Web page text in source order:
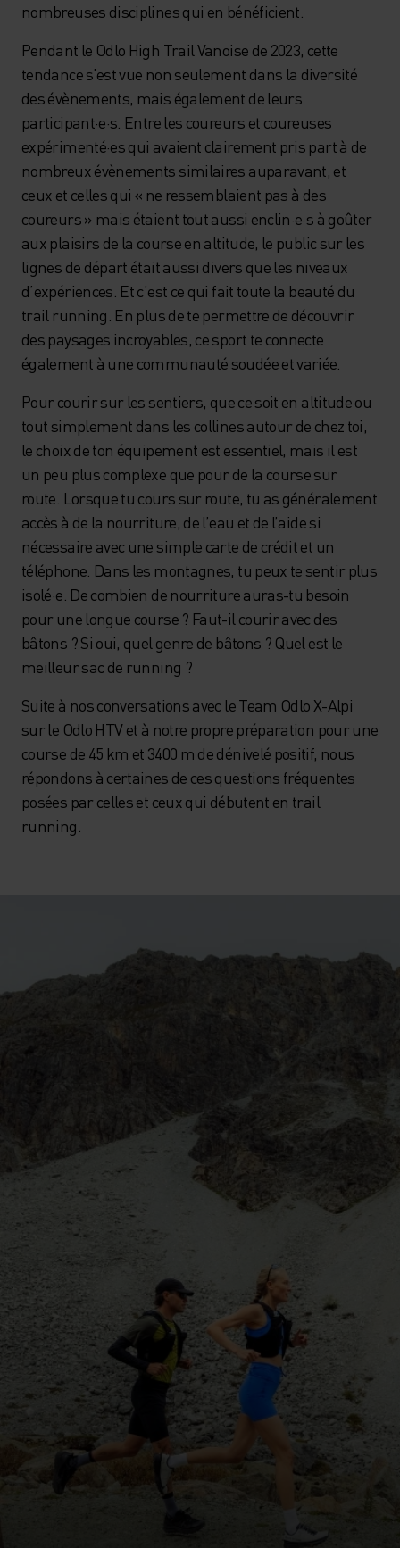
nombreuses disciplines qui en bénéficient.
Pendant le Odlo High Trail Vanoise de 2023, cette
tendance s’est vue non seulement dans la diversité
des évènements, mais également de leurs
participant·e·s. Entre les coureurs et coureuses
expérimenté·es qui avaient clairement pris part à de
nombreux évènements similaires auparavant, et
ceux et celles qui « ne ressemblaient pas à des
coureurs » mais étaient tout aussi enclin·e·s à goûter
aux plaisirs de la course en altitude, le public sur les
lignes de départ était aussi divers que les niveaux
d’expériences. Et c’est ce qui fait toute la beauté du
trail running. En plus de te permettre de découvrir
des paysages incroyables, ce sport te connecte
également à une communauté soudée et variée.
Pour courir sur les sentiers, que ce soit en altitude ou
tout simplement dans les collines autour de chez toi,
le choix de ton équipement est essentiel, mais il est
un peu plus complexe que pour de la course sur
route. Lorsque tu cours sur route, tu as généralement
accès à de la nourriture, de l’eau et de l’aide si
nécessaire avec une simple carte de crédit et un
téléphone. Dans les montagnes, tu peux te sentir plus
isolé·e. De combien de nourriture auras-tu besoin
pour une longue course ? Faut-il courir avec des
bâtons ? Si oui, quel genre de bâtons ? Quel est le
meilleur sac de running ?
Suite à nos conversations avec le Team Odlo X-Alpi
sur le Odlo HTV et à notre propre préparation pour une
course de 45 km et 3400 m de dénivelé positif, nous
répondons à certaines de ces questions fréquentes
posées par celles et ceux qui débutent en trail
running.